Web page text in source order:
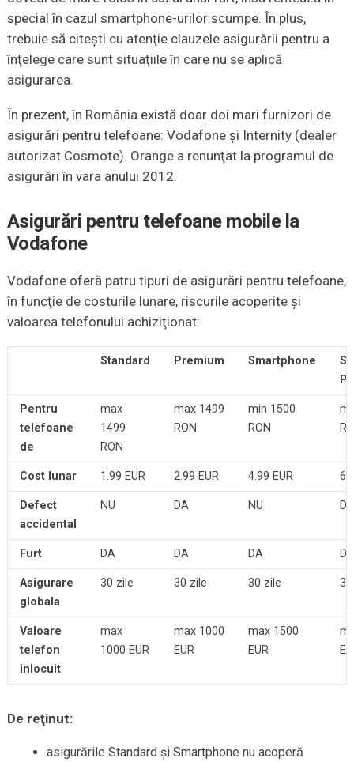
special în cazul smartphone-urilor scumpe. În plus,
trebuie să citeşti cu atenţie clauzele asigurării pentru a
înţelege care sunt situaţiile în care nu se aplică
asigurarea.
În prezent, în România există doar doi mari furnizori de
asigurări pentru telefoane: Vodafone şi Internity (dealer
autorizat Cosmote). Orange a renunţat la programul de
asigurări în vara anului 2012.
Asigurări pentru telefoane mobile la
Vodafone
Vodafone oferă patru tipuri de asigurări pentru telefoane,
în funcţie de costurile lunare, riscurile acoperite şi
valoarea telefonului achiziţionat:
Standard Premium Smartphone
Pentru
telefoane
de
max
1499
RON
max 1499
RON
min 1500
RON
Cost lunar 1.99 EUR 2.99 EUR 4.99 EUR
Defect
accidental
NU DA NU DA
Furt DA DA DA DA
Asigurare
globala
30 zile 30 zile 30 zile
Valoare
telefon
inlocuit
max
1000 EUR
max 1000
EUR
max 1500
EUR
De reţinut:
asigurările Standard şi Smartphone nu acoperă